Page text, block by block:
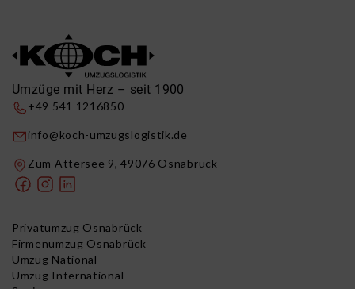
Umzüge mit Herz – seit 1900
+49 541 1216850
info@koch-umzugslogistik.de
Zum Attersee 9, 49076 Osnabrück
Privatumzug Osnabrück
Firmenumzug Osnabrück
Umzug National
Umzug International